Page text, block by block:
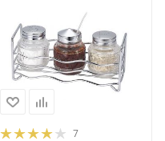
7